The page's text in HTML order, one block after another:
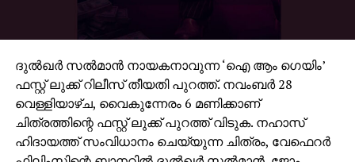
ദുല്‍ഖര്‍ സല്‍മാന്‍ നായകനാവുന്ന ‘ഐ ആം ഗെയിം’
ഫസ്റ്റ് ലുക്ക് റിലീസ് തീയതി പുറത്ത്. നവംബര്‍ 28
വെള്ളിയാഴ്ച, വൈകുന്നേരം 6 മണിക്കാണ്
ചിത്രത്തിന്റെ ഫസ്റ്റ് ലുക്ക് പുറത്ത് വിടുക. നഹാസ്
ഹിദായത്ത് സംവിധാനം ചെയ്യുന്ന ചിത്രം, വേഫെറര്‍